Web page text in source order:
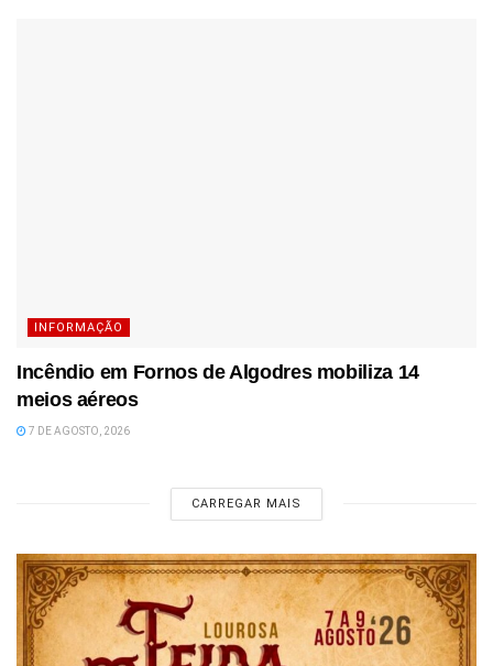
INFORMAÇÃO
Incêndio em Fornos de Algodres mobiliza 14
meios aéreos
7 DE AGOSTO, 2026
CARREGAR MAIS